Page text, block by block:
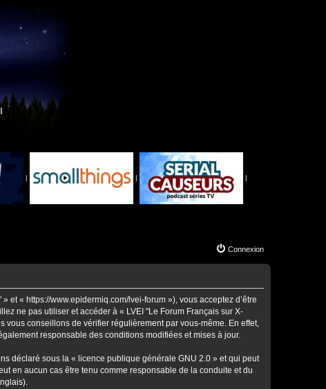
| | |
Connexion
et « https://www.epidermiq.com/lvei-forum »), vous acceptez d’être
ne pas utiliser et accéder à « LVEI "Le Forum Français sur X-
vous conseillons de vérifier régulièrement par vous-même. En effet,
responsable des conditions modifiées et mises à jour.
déclaré sous la « licence publique générale GNU 2.0 » et qui peut
en aucun cas être tenu comme responsable de la conduite et du